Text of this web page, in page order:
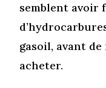
semblent avoir
gasoil, avant
acheter.